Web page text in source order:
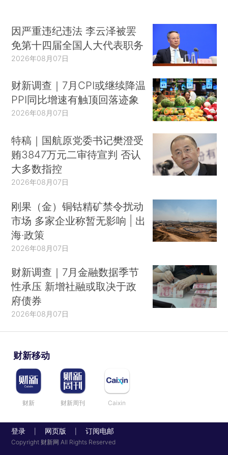
因严重违纪违法 李云泽被罢
免第十四届全国人大代表职务
2026年08月07日
财新调查｜7月CPI或继续降温
PPI同比增速有触顶回落迹象
2026年08月07日
特稿｜国航原党委书记樊澄受
贿3847万元二审待宣判 否认
大多数指控
2026年08月07日
刚果（金）铜钴精矿禁令扰动
市场 多家企业称暂无影响 | 出
海·政策
2026年08月07日
财新调查｜7月金融数据季节
性承压 新增社融或取决于政
府债券
2026年08月07日
财新移动
财新 财新周刊 Caixin
登录 网页版 订阅电邮
Copyright 财新网 All Rights Reserved